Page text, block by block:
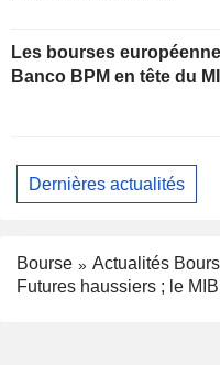
Les bourses
Banco BPM en tête du
Dernières actualités
Bourse
Actualités
Futures haussiers ; le